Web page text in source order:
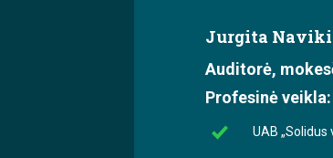
Jurgita
Auditorė,
Profesinė veikla:
UAB „Solidus